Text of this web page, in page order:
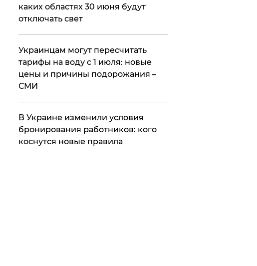
каких областях 30 июня будут
отключать свет
Украинцам могут пересчитать
тарифы на воду с 1 июля: новые
цены и причины подорожания –
СМИ
В Украине изменили условия
бронирования работников: кого
коснутся новые правила